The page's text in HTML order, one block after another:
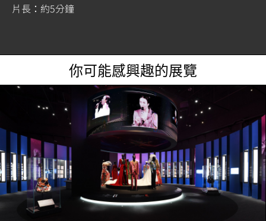
片長：約5分鐘
你可能感興趣的展覽